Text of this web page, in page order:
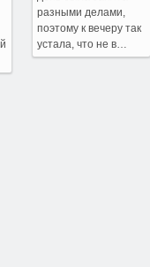
разными делами,
поэтому к вечеру так
устала, что не в…